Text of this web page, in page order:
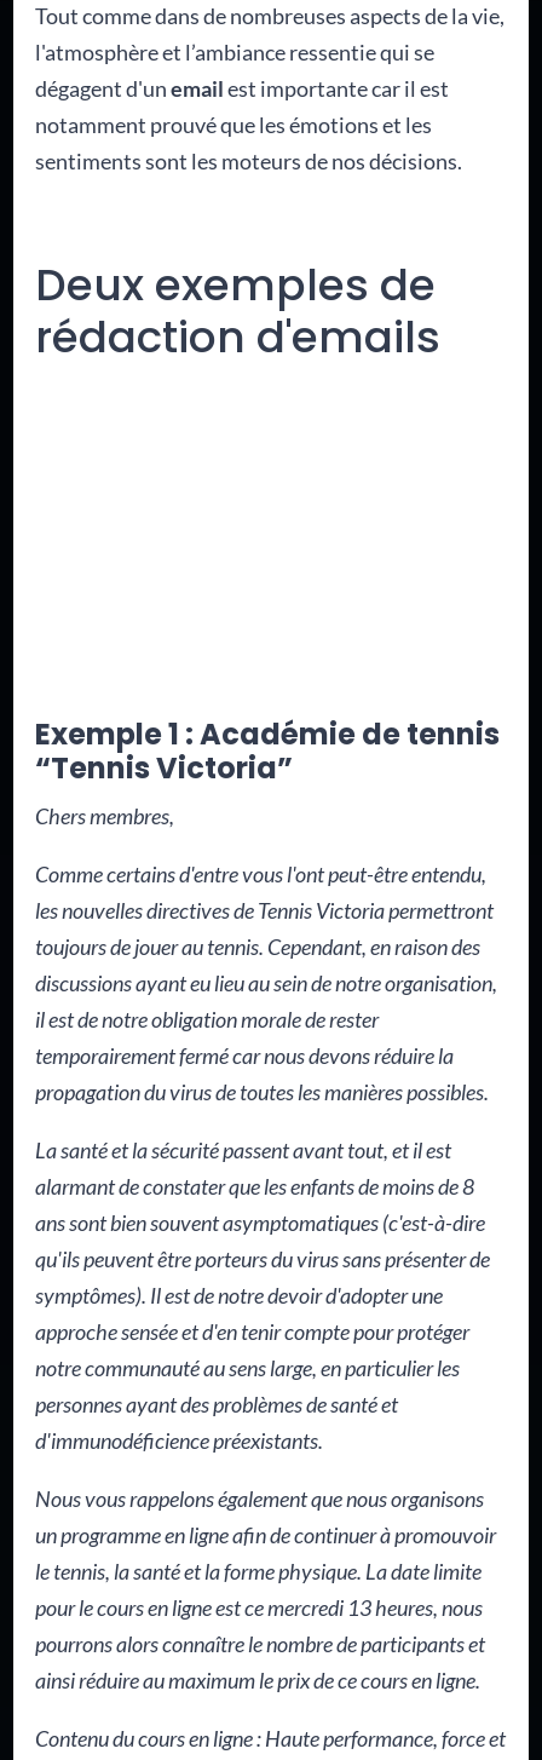
Tout comme dans de nombreuses aspects de la vie,
l'atmosphère et l’ambiance ressentie qui se
dégagent d'unemailest importante car il est
notamment prouvé que les émotions et les
sentiments sont les moteurs de nos décisions.
Deux exemples de
rédaction d'emails
Exemple 1 : Académie de tennis
“Tennis Victoria”
Chers membres,
Comme certains d'entre vous l'ont peut-être entendu,
les nouvelles directives de Tennis Victoria permettront
toujours de jouer au tennis. Cependant, en raison des
discussions ayant eu lieu au sein de notre organisation,
il est de notre obligation morale de rester
temporairement fermé car nous devons réduire la
propagation du virus de toutes les manières possibles.
La santé et la sécurité passent avant tout, et il est
alarmant de constater que les enfants de moins de 8
ans sont bien souvent asymptomatiques (c'est-à-dire
qu'ils peuvent être porteurs du virus sans présenter de
symptômes). Il est de notre devoir d'adopter une
approche sensée et d'en tenir compte pour protéger
notre communauté au sens large, en particulier les
personnes ayant des problèmes de santé et
d'immunodéficience préexistants.
Nous vous rappelons également que nous organisons
un programme en ligne afin de continuer à promouvoir
le tennis, la santé et la forme physique. La date limite
pour le cours en ligne est ce mercredi 13 heures, nous
pourrons alors connaître le nombre de participants et
ainsi réduire au maximum le prix de ce cours en ligne.
Contenu du cours en ligne : Haute performance, force et